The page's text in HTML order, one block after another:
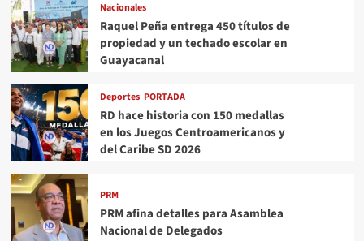
Nacionales
Raquel Peña entrega 450 títulos de
propiedad y un techado escolar en
Guayacanal
Deportes PORTADA
RD hace historia con 150 medallas
en los Juegos Centroamericanos y
del Caribe SD 2026
PRM
PRM afina detalles para Asamblea
Nacional de Delegados